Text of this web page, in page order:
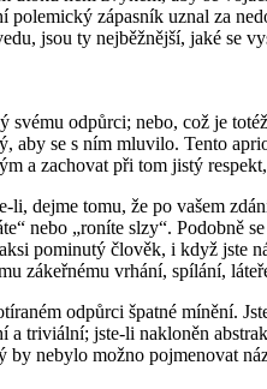
zápasník uznal za
jsou ty nejběžnější, jaké se
odpůrci; nebo, což je
aby se s ním mluvilo. Tento
a zachovat při tom jistý
dejme tomu, že po vašem
nebo „roníte slzy“. Podobně
pominutý člověk, i když jste
zákeřnému vrhání, spílání,
odpůrci špatné mínění.
triviální; jste-li nakloněn
nebylo možno pojmenovat